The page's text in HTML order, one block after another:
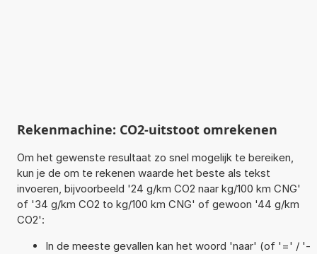
Rekenmachine: CO2-uitstoot omrekenen
Om het gewenste resultaat zo snel mogelijk te bereiken,
kun je de om te rekenen waarde het beste als tekst
invoeren, bijvoorbeeld '24 g/km CO2 naar kg/100 km CNG'
of '34 g/km CO2 to kg/100 km CNG' of gewoon '44 g/km
CO2':
In de meeste gevallen kan het woord 'naar' (of '=' / '-